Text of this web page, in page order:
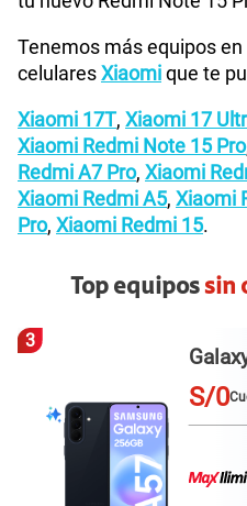
Tenemos más equipos
celularesXiaomique te
Xiaomi 17T, Xiaomi 17
Xiaomi Redmi Note 15 Pro
Redmi A7 Pro, Xiaomi
Xiaomi Redmi A5, Xiaomi
Pro, Xiaomi Redmi 15.
Top equipossin
3
S/0